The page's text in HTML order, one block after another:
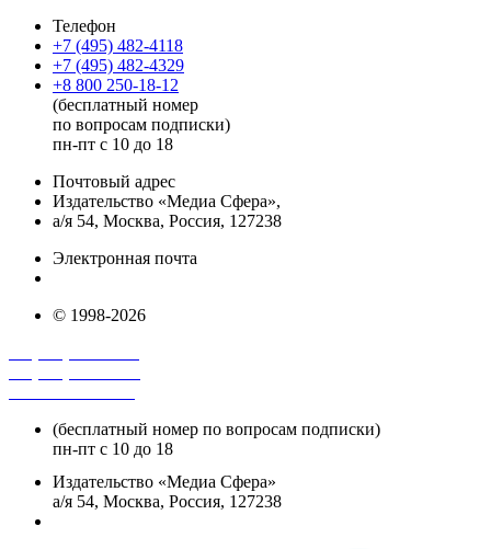
Телефон
+7 (495) 482-4118
+7 (495) 482-4329
+8 800 250-18-12
(бесплатный номер
по вопросам подписки)
пн-пт с 10 до 18
Почтовый адрес
Издательство «Медиа Сфера»,
а/я 54, Москва, Россия, 127238
Электронная почта
© 1998-2026
(бесплатный номер по вопросам подписки)
пн-пт с 10 до 18
Издательство «Медиа Сфера»
а/я 54, Москва, Россия, 127238